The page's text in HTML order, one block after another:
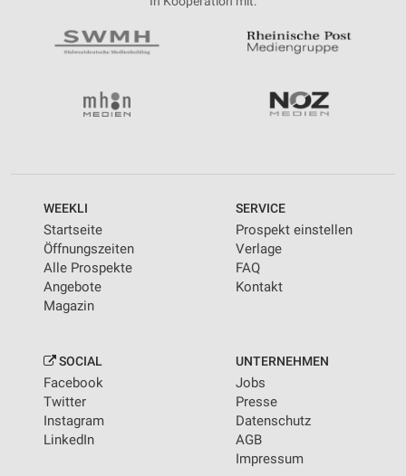
WEEKLI
Startseite
Öffnungszeiten
Alle Prospekte
Angebote
Magazin
SERVICE
Prospekt einstellen
Verlage
FAQ
Kontakt
SOCIAL
Facebook
Twitter
Instagram
LinkedIn
UNTERNEHMEN
Jobs
Presse
Datenschutz
AGB
Impressum